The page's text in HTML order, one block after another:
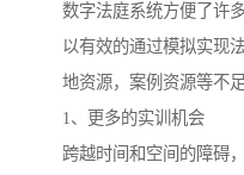
数字法庭系统方便了许
以有效的通过模拟实现
地资源，案例资源等不足
1、更多的实训机会
跨越时间和空间的障碍